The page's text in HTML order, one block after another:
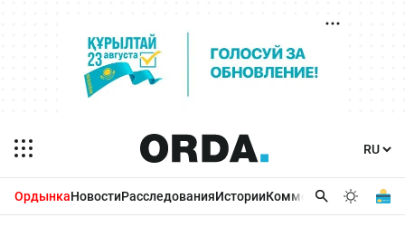
ОрдынкаНовостиРасследованияИсторииКомментарииБизнес